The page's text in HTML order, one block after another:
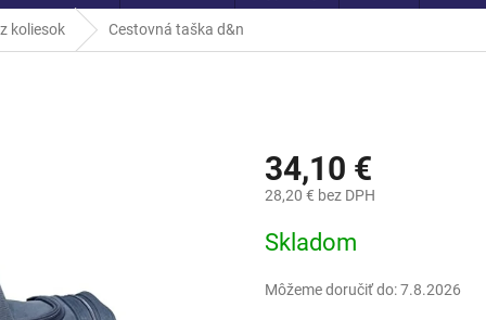
koliesok Cestovná taška d&n
34,10 €
28,20 € bez DPH
cena:
Skladom
Môžeme doručiť do:7.8.2026